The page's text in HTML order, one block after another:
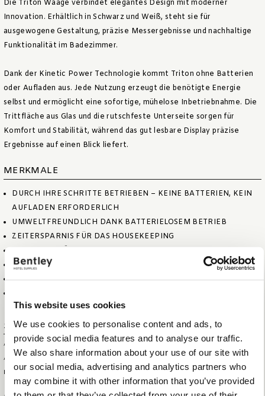
This website uses cookies
We use cookies to personalise content and ads, to
provide social media features and to analyse our traffic.
We also share information about your use of our site with
our social media, advertising and analytics partners who
may combine it with other information that you’ve provided
Die Triton Waage verbindet elegantes Design mit moderner
Innovation. Erhältlich in Schwarz und Weiß, steht sie für
ausgewogene Gestaltung, präzise Messergebnisse und nachhaltige
Funktionalität im Badezimmer.
Dank der Kinetic Power Technologie kommt Triton ohne Batterien
oder Aufladen aus. Jede Nutzung erzeugt die benötigte Energie
selbst und ermöglicht eine sofortige, mühelose Inbetriebnahme. Die
Trittfläche aus Glas und die rutschfeste Unterseite sorgen für
Komfort und Stabilität, während das gut lesbare Display präzise
Ergebnisse auf einen Blick liefert.
MERKMALE
DURCH IHRE SCHRITTE BETRIEBEN – KEINE BATTERIEN, KEIN
AUFLADEN ERFORDERLICH
UMWELTFREUNDLICH DANK BATTERIELOSEM BETRIEB
ZEITERSPARNIS FÜR DAS HOUSEKEEPING
AUSGESTATTET MIT 5 MM SICHERHEITSGLAS
WÄHLEN SIE KG ODER LB
Spezifikationen
ARTIKELGRÖSSE (B X T X H)
ARTIKELNETTOGEWICHT
MAX. KAPAZITÄT
180 KG / 397 LB